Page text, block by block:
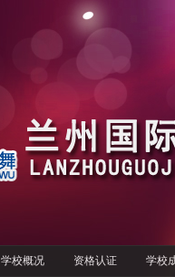
学校概况 资格认证 学校